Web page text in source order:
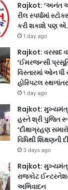
Rajkot: ‘અનંત
રીલ સ્પર્ધામાં
કરી શકાશે પણ
1 day ago
Rajkot: વરસાદ
‘ઈમરજન્સી
વિસ્તારમાં ઓન
હોસ્પિટલ સ્થળાંતર
1 day ago
Rajkot:
હસ્તે શ્રી પુજિત
‘દીક્ષાગ્રહણ
વિધિથી શિક્ષણની
3 days ago
Rajkot:
રાજકોટ
અભિવાદન